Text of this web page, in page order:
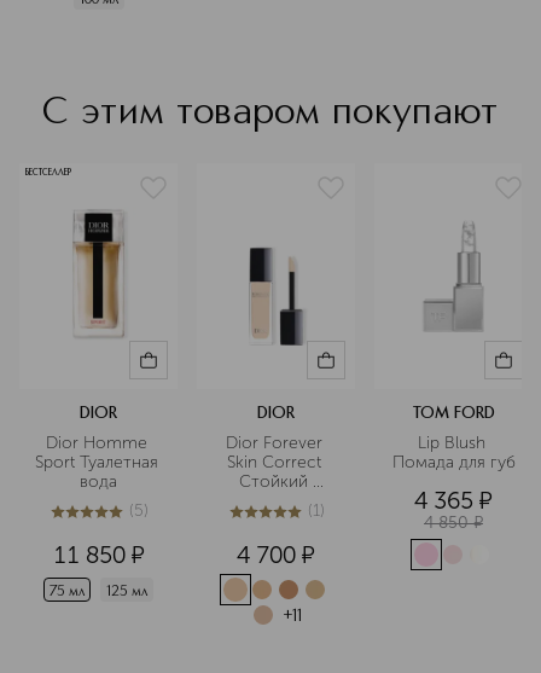
С этим товаром покупают
БЕСТСЕЛЛЕР
DIOR
Dior Homme
Sport Туалетная
вода
5из 55 (5)
11 850 ¤
75 мл 125 мл
DIOR
Dior Forever
Skin Correct
Стойкий
корректор для
лица
5из 51 (1)
4 700 ¤
+11
TOM FORD
Lip Blush
Помада для губ
4 365 ¤
4 850 ¤